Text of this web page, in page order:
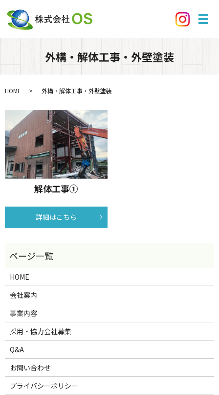
メ
外構・解体工事・外壁塗装
HOME 外構・解体工事・外壁塗装
解体工事①
詳細はこちら
HOME
会社案内
事業内容
採用・協力会社募集
Q&A
お問い合わせ
プライバシーポリシー